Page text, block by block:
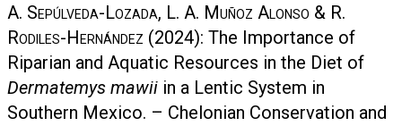
A. Sepúlveda-Lozada, L. A. Muñoz Alonso & R.
Rodiles-Hernández (2024): The Importance of
Riparian and Aquatic Resources in the Diet of
Dermatemys mawii in a Lentic System in
Southern Mexico. – Chelonian Conservation and